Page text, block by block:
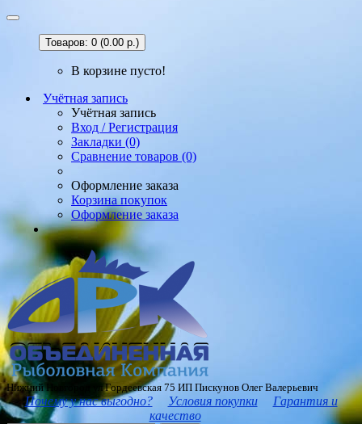
Товаров: 0 (0.00 р.)
В корзине пусто!
Учётная запись
Учётная запись
Вход / Регистрация
Закладки (0)
Сравнение товаров (0)
Оформление заказа
Корзина покупок
Оформление заказа
Нижний Новгород ул Гордеевская 75 ИП Пискунов Олег Валерьевич
Почему у нас выгодно? Условия покупки
Гарантия и
качество